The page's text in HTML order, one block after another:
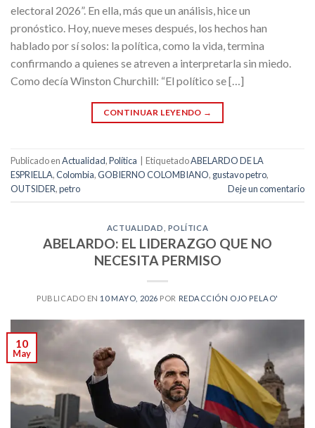
electoral 2026”. En ella, más que un análisis, hice un
pronóstico. Hoy, nueve meses después, los hechos han
hablado por sí solos: la política, como la vida, termina
confirmando a quienes se atreven a interpretarla sin miedo.
Como decía Winston Churchill: “El político se […]
CONTINUAR LEYENDO →
Publicado enActualidad,Política EtiquetadoABELARDO DE LA
ESPRIELLA,Colombia,GOBIERNO COLOMBIANO, gustavo petro,
OUTSIDER,petro Deje un comentario
ACTUALIDAD POLÍTICA
ABELARDO: EL LIDERAZGO QUE NO
NECESITA PERMISO
PUBLICADO EN 10 MAYO, 2026 POR REDACCIÓN OJO PELAO'
10
May